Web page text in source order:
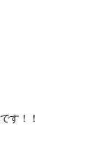
です！！